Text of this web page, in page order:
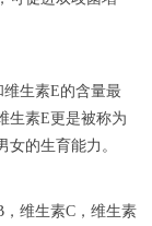
生素E的含量最
生素E更是被称为
的生育能力。
维生素C，维生素